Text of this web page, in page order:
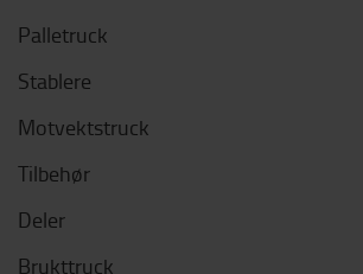
Palletruck
Stablere
Motvektstruck
Tilbehør
Deler
Brukttruck